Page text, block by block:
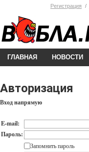
Регистрация
ГЛАВНАЯ НОВОСТИ
Авторизация
Вход напрямую
E-mail:
Пароль:
Запомнить пароль